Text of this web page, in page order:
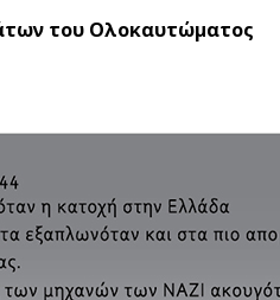
του Ολοκαυτώματος